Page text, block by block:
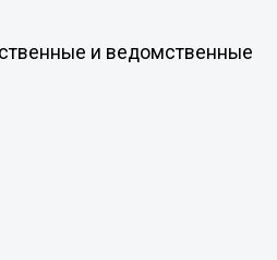
и ведомственные